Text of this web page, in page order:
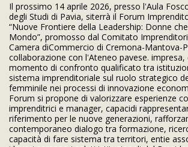
Il prossimo 14 aprile 2026, presso l'Aula
degli Studi di Pavia, siterrà il Forum
“Nuove Frontiere della Leadership: Donne
Mondo”, promosso dal Comitato
Camera diCommercio di Cremona-Mantova-
collaborazione con l'Ateneo pavese. impresa,
momento di confronto qualificato tra
sistema imprenditoriale sul ruolo strategico
femminile nei processi di innovazione
Forum si propone di valorizzare esperienze
imprenditrici e manager, capacidi
riferimento per le nuove generazioni,
contemporaneo dialogo tra formazione,
capacità di fare sistema tra territori, entie